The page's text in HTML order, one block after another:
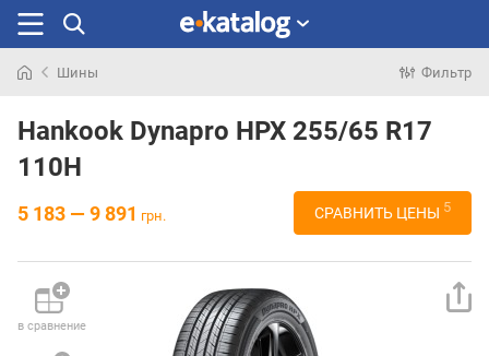
раньше
Шины Фильтр
Hankook Dynapro HPX 255/65 R17
110H
5 183 — 9 891 грн. СРАВНИТЬ ЦЕНЫ 5
в сравнение